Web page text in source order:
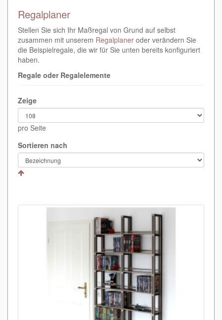
Regalplaner
Stellen Sie sich Ihr Maßregal von Grund auf selbst
zusammen mit unserem Regalplaner oder verändern Sie
die Beispielregale, die wir für Sie unten bereits konfiguriert
haben.
Regale oder Regalelemente
Zeige
pro Seite
Sortieren nach